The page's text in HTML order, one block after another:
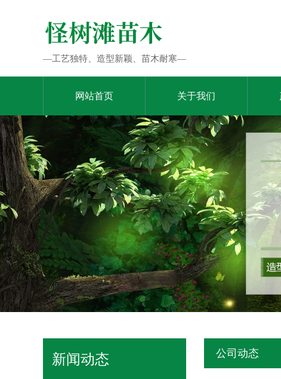
—工艺独特、造型新颖、苗木耐寒—
网站首页 关于我们
新闻动态 公司动态